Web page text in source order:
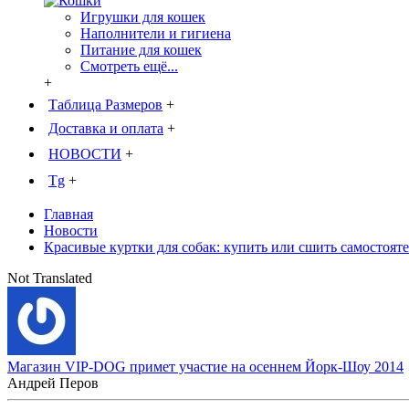
Игрушки для кошек
Наполнители и гигиена
Питание для кошек
Смотреть ещё...
+
Таблица Размеров +
Доставка и оплата +
НОВОСТИ +
Tg +
Главная
Новости
Красивые куртки для собак: купить или сшить
Not Translated
Магазин VIP-DOG примет участие на осеннем Йорк-Шоу 2014
Андрей Перов